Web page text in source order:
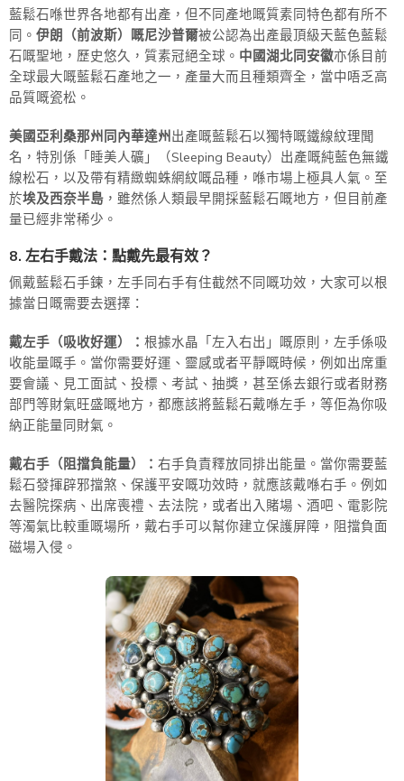
藍鬆石喺世界各地都有出產，但不同產地嘅質素同特色都有所不
同。 伊朗（前波斯）嘅尼沙普爾被公認為出產最頂級天藍色藍鬆
石嘅聖地，歷史悠久，質素冠絕全球。 中國湖北同安徽亦係目前
全球最大嘅藍鬆石產地之一，產量大而且種類齊全，當中唔乏高
品質嘅瓷松。
美國亞利桑那州同內華達州 出產嘅藍鬆石以獨特嘅鐵線紋理聞
名，特別係「睡美人礦」（Sleeping Beauty）出產嘅純藍色無鐵
線松石，以及帶有精緻蜘蛛網紋嘅品種，喺市場上極具人氣。至
於埃及西奈半島 ，雖然係人類最早開採藍鬆石嘅地方，但目前產
量已經非常稀少。
8. 左右手戴法：點戴先最有效？
佩戴藍鬆石手鍊，左手同右手有住截然不同嘅功效，大家可以根
據當日嘅需要去選擇：
戴左手（吸收好運）： 根據水晶「左入右出」嘅原則，左手係吸
收能量嘅手。當你需要好運、靈感或者平靜嘅時候，例如出席重
要會議、見工面試、投標、考試、抽獎，甚至係去銀行或者財務
部門等財氣旺盛嘅地方，都應該將藍鬆石戴喺左手，等佢為你吸
納正能量同財氣。
戴右手（阻擋負能量）： 右手負責釋放同排出能量。當你需要藍
鬆石發揮辟邪擋煞、保護平安嘅功效時，就應該戴喺右手。例如
去醫院探病、出席喪禮、去法院，或者出入賭場、酒吧、電影院
等濁氣比較重嘅場所，戴右手可以幫你建立保護屏障，阻擋負面
磁場入侵。